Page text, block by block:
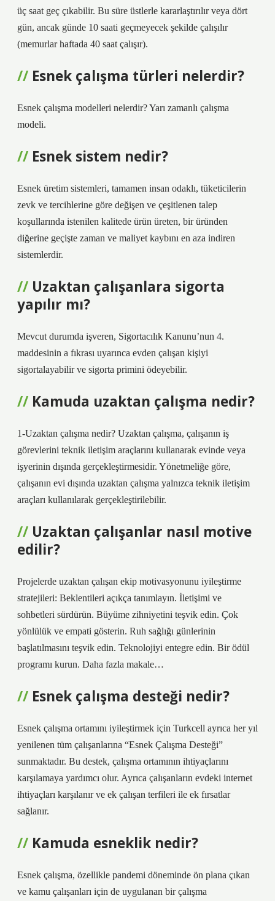
üç saat geç çıkabilir. Bu süre üstlerle kararlaştırılır veya dört
gün, ancak günde 10 saati geçmeyecek şekilde çalışılır
(memurlar haftada 40 saat çalışır).
Esnek çalışma türleri nelerdir?
Esnek çalışma modelleri nelerdir? Yarı zamanlı çalışma
modeli.
Esnek sistem nedir?
Esnek üretim sistemleri, tamamen insan odaklı, tüketicilerin
zevk ve tercihlerine göre değişen ve çeşitlenen talep
koşullarında istenilen kalitede ürün üreten, bir üründen
diğerine geçişte zaman ve maliyet kaybını en aza indiren
sistemlerdir.
Uzaktan çalışanlara sigorta
yapılır mı?
Mevcut durumda işveren, Sigortacılık Kanunu’nun 4.
maddesinin a fıkrası uyarınca evden çalışan kişiyi
sigortalayabilir ve sigorta primini ödeyebilir.
Kamuda uzaktan çalışma nedir?
1-Uzaktan çalışma nedir? Uzaktan çalışma, çalışanın iş
görevlerini teknik iletişim araçlarını kullanarak evinde veya
işyerinin dışında gerçekleştirmesidir. Yönetmeliğe göre,
çalışanın evi dışında uzaktan çalışma yalnızca teknik iletişim
araçları kullanılarak gerçekleştirilebilir.
Uzaktan çalışanlar nasıl motive
edilir?
Projelerde uzaktan çalışan ekip motivasyonunu iyileştirme
stratejileri: Beklentileri açıkça tanımlayın. İletişimi ve
sohbetleri sürdürün. Büyüme zihniyetini teşvik edin. Çok
yönlülük ve empati gösterin. Ruh sağlığı günlerinin
başlatılmasını teşvik edin. Teknolojiyi entegre edin. Bir ödül
programı kurun. Daha fazla makale…
Esnek çalışma desteği nedir?
Esnek çalışma ortamını iyileştirmek için Turkcell ayrıca her yıl
yenilenen tüm çalışanlarına “Esnek Çalışma Desteği”
sunmaktadır. Bu destek, çalışma ortamının ihtiyaçlarını
karşılamaya yardımcı olur. Ayrıca çalışanların evdeki internet
ihtiyaçları karşılanır ve ek çalışan terfileri ile ek fırsatlar
sağlanır.
Kamuda esneklik nedir?
Esnek çalışma, özellikle pandemi döneminde ön plana çıkan
ve kamu çalışanları için de uygulanan bir çalışma